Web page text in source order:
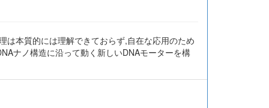
は本質的には理解できておらず,自在な応用のため
ナノ構造に沿って動く新しいDNAモーターを構